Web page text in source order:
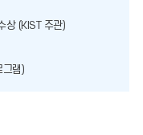
상 (KIST 주관)
그램)